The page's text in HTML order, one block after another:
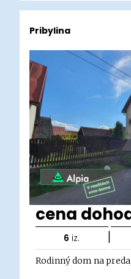
Pribylina
cena
6 iz. |
Rodinný dom na